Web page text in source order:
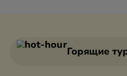
АджманГорящие